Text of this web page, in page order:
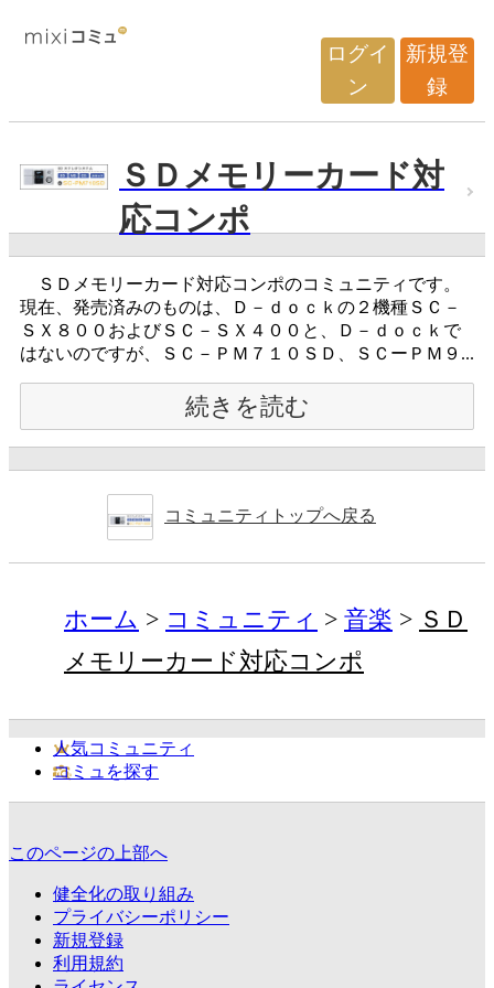
ログイ
ン
新規登
録
ＳＤメモリーカード対
応コンポ
ＳＤメモリーカード対応コンポのコミュニティです。
現在、発売済みのものは、Ｄ－ｄｏｃｋの２機種ＳＣ－
ＳＸ８００およびＳＣ－ＳＸ４００と、Ｄ－ｄｏｃｋで
はないのですが、ＳＣ－ＰＭ７１０ＳＤ、ＳＣーＰＭ９...
続きを読む
コミュニティトップへ戻る
ホーム コミュニティ 音楽
ＳＤ
メモリーカード対応コンポ
人気コミュニティ
コミュを探す
このページの上部へ
健全化の取り組み
プライバシーポリシー
新規登録
利用規約